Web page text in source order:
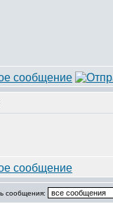
сообщения: